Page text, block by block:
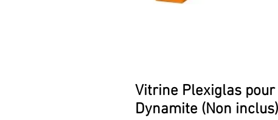
Vitrine Plexiglas pour
Dynamite (Non inclus)